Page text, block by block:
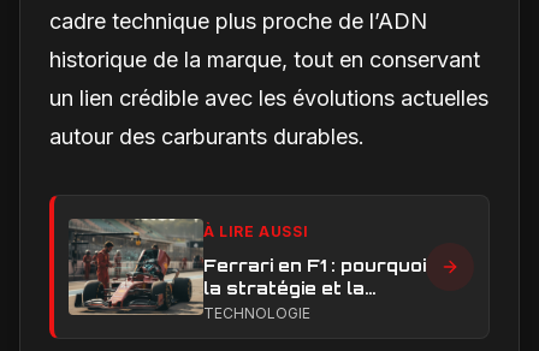
cadre technique plus proche de l’ADN
historique de la marque, tout en conservant
un lien crédible avec les évolutions actuelles
autour des carburants durables.
À LIRE AUSSI
Ferrari en F1 : pourquoi
la stratégie et la
technique sont sous
TECHNOLOGIE